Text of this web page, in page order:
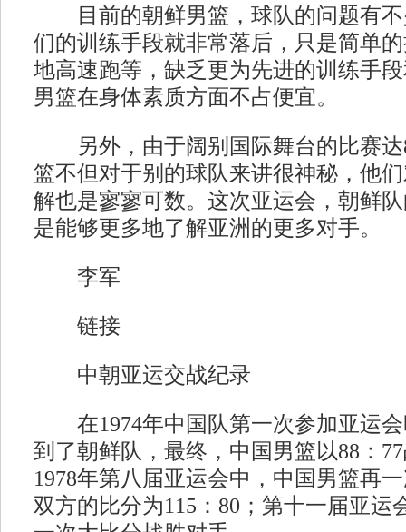
目前的朝鲜男篮，球队的问题有不
们的训练手段就非常落后，只是简单
地高速跑等，缺乏更为先进的训练手
男篮在身体素质方面不占便宜。
另外，由于阔别国际舞台的比赛达
篮不但对于别的球队来讲很神秘，他
解也是寥寥可数。这次亚运会，朝鲜
是能够更多地了解亚洲的更多对手。
李军
链接
中朝亚运交战纪录
在1974年中国队第一次参加亚运会
到了朝鲜队，最终，中国男篮以88：
1978年第八届亚运会中，中国男篮再
双方的比分为115：80；第十一届亚运